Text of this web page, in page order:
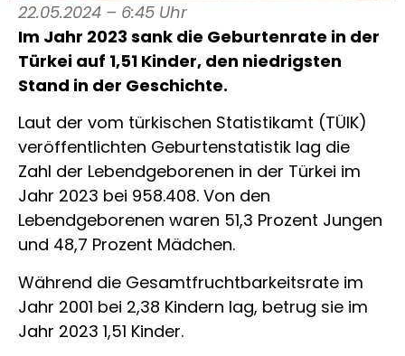
22.05.2024 – 6:45 Uhr
Im Jahr 2023 sank die Geburtenrate in der
Türkei auf 1,51 Kinder, den niedrigsten
Stand in der Geschichte.
Laut der vom türkischen Statistikamt (TÜIK)
veröffentlichten Geburtenstatistik lag die
Zahl der Lebendgeborenen in der Türkei im
Jahr 2023 bei 958.408. Von den
Lebendgeborenen waren 51,3 Prozent Jungen
und 48,7 Prozent Mädchen.
Während die Gesamtfruchtbarkeitsrate im
Jahr 2001 bei 2,38 Kindern lag, betrug sie im
Jahr 2023 1,51 Kinder.